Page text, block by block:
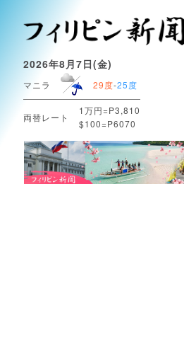
2026年8月7日(金)
マニラ 29度-25度
両替レート
1万円=P3,810
$100=P6070